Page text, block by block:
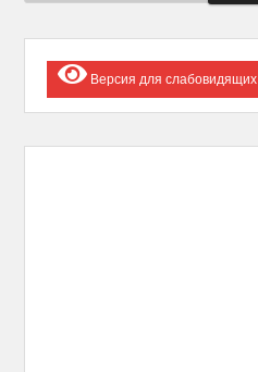
Версия для слабовидящих